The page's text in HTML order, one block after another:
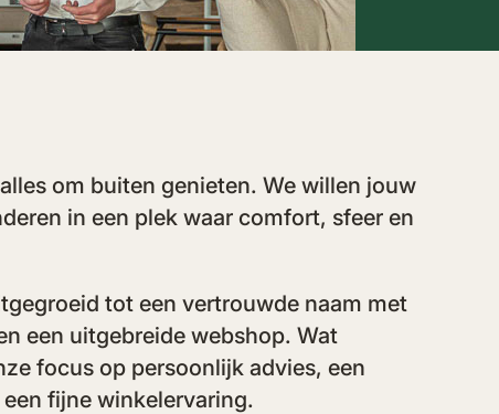
om buiten genieten. We willen jouw
in een plek waar comfort, sfeer en
tot een vertrouwde naam met
een uitgebreide webshop. Wat
focus op persoonlijk advies, een
fijne winkelervaring.